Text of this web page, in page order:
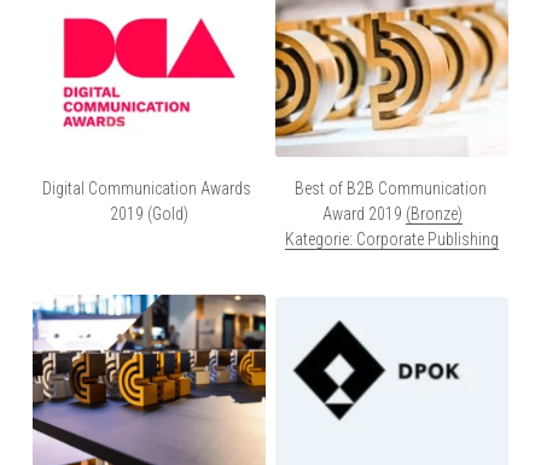
Digital Communication Awards
2019 (Gold)
Best of B2B Communication
Award 2019 (Bronze)
Kategorie: Corporate Publishing